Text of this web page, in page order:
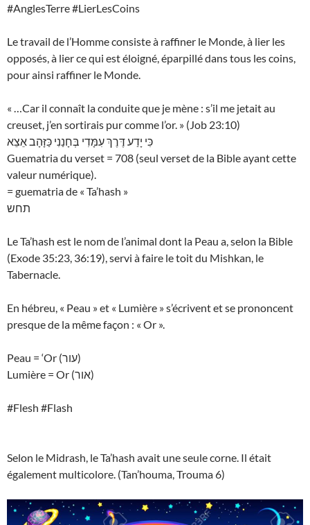
#AnglesTerre #LierLesCoins
Le travail de l’Homme consiste à raffiner le Monde, à lier les
opposés, à lier ce qui est éloigné, éparpillé dans tous les coins,
pour ainsi raffiner le Monde.
« …Car il connaît la conduite que je mène : s’il me jetait au
creuset, j’en sortirais pur comme l’or. » (Job 23:10)
כִּי יָדַע דֶּרֶךְ עִמָּדִי בְּחָנַנִי כַּזָּהָב אֵצֵא
Guematria du verset = 708 (seul verset de la Bible ayant cette
valeur numérique).
= guematria de « Ta’hash »
תחש
Le Ta’hash est le nom de l’animal dont la Peau a, selon la Bible
(Exode 35:23, 36:19), servi à faire le toit du Mishkan, le
Tabernacle.
En hébreu, « Peau » et « Lumière » s’écrivent et se prononcent
presque de la même façon : « Or ».
Peau = ‘Or (עור)
Lumière = Or (אור)
#Flesh #Flash
Selon le Midrash, le Ta’hash avait une seule corne. Il était
également multicolore. (Tan’houma, Trouma 6)